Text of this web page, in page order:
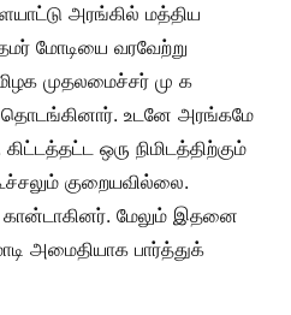
அரங்கில் மத்திய
மோடியை வரவேற்று
முதலமைச்சர் மு க
உடனே அரங்கமே
ஒரு நிமிடத்திற்கும்
குறையவில்லை.
மேலும் இதனை
அமைதியாக பார்த்துக்